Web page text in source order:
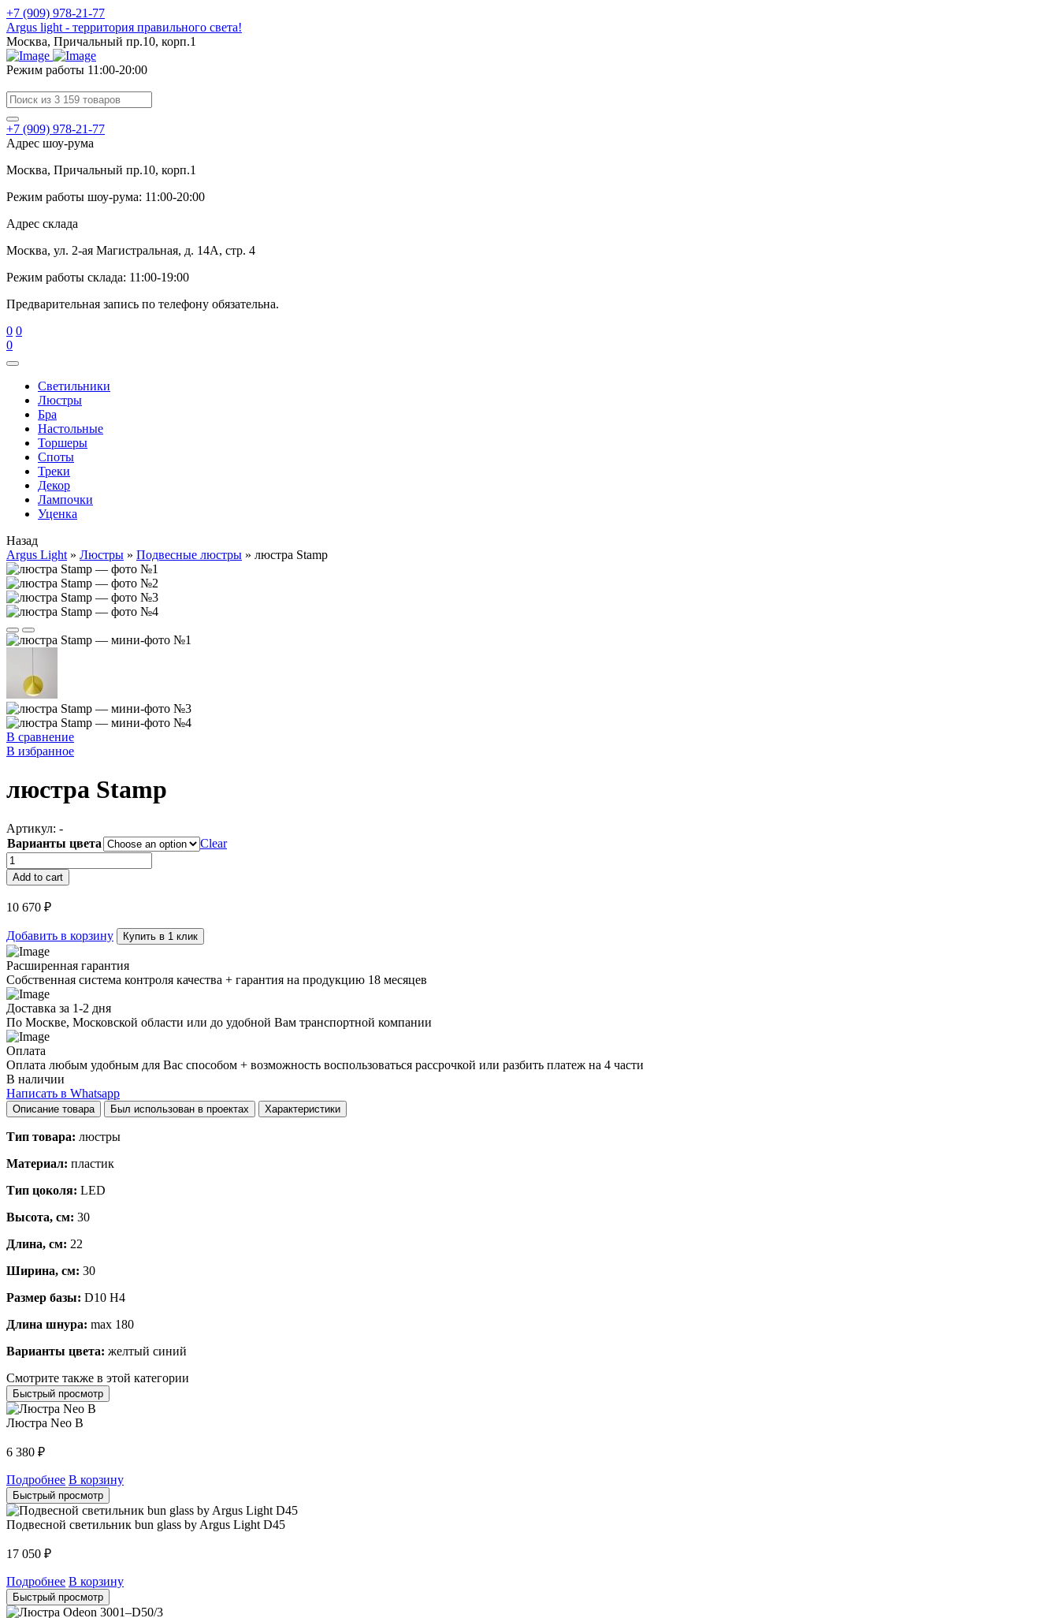
+7 (909) 978-21-77
Argus light - территория правильного света!
Москва, Причальный пр.10, корп.1
Режим работы 11:00-20:00
+7 (909) 978-21-77
Адрес шоу-рума
Москва, Причальный пр.10, корп.1
Режим работы шоу-рума: 11:00-20:00
Адрес склада
Москва, ул. 2-ая Магистральная, д. 14А, стр. 4
Режим работы склада: 11:00-19:00
Предварительная запись по телефону обязательна.
0 0
0
Cветильники
Люстры
Бра
Настольные
Торшеры
Споты
Треки
Декор
Лампочки
Уценка
Назад
Argus Light » Люстры » Подвесные люстры » люстра Stamp
В сравнение
В избранное
люстра Stamp
Артикул: -
Варианты цвета
Clear
люстра
Stamp
quantity
Add to cart
10 670 ₽
Добавить в корзину Купить в 1 клик
Расширенная гарантия
Собственная система контроля качества + гарантия на продукцию 18 месяцев
Доставка за 1-2 дня
По Москве, Московской области или до удобной Вам транспортной компании
Оплата
Оплата любым удобным для Вас способом + возможность воспользоваться рассрочкой или разбить платеж на 4 части
В наличии
Написать в Whatsapp
Описание товара Был использован в проектах Характеристики
Тип товара: люстры
Материал: пластик
Тип цоколя: LED
Высота, см: 30
Длина, см: 22
Ширина, см: 30
Размер базы: D10 H4
Длина шнура: max 180
Варианты цвета: желтый синий
Смотрите также в этой категории
Быстрый просмотр
Люстра Neo B
6 380 ₽
Подробнее В корзину
Быстрый просмотр
Подвесной светильник bun glass by Argus Light D45
17 050 ₽
Подробнее В корзину
Быстрый просмотр